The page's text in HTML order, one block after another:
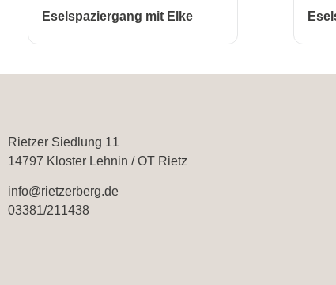
Eselspaziergang mit Elke
Rietzer Siedlung 11
14797 Kloster Lehnin / OT Rietz
info@rietzerberg.de
03381/211438